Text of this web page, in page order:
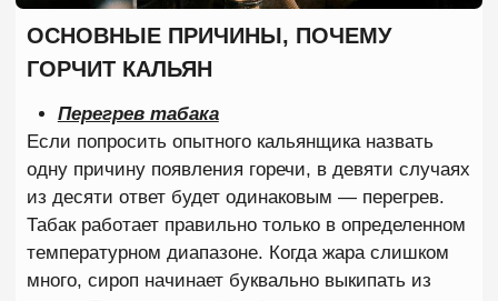
забивки приводит к обратному результату. Табак
быстрее выгорает, вкус становится плоским, а
Хорошая забивка всегда остается
воздухапозволяет смеси прогреваться
равномерно и сохранять вкус на протяжении всей
сессии.
Некачественный или пересушенный табак
Иногда проблема возникает еще до того, как табак
попадает в чашу. Любая смесь имеет
определенный срок хранения. Если упаковка долго
стояла открытой или хранилась в неподходящих
условиях, сироп постепенно испаряется. Табак